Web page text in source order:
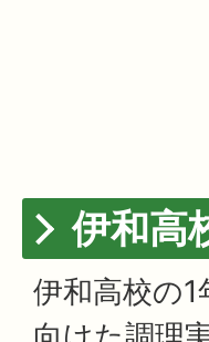
伊和高
伊和高校の